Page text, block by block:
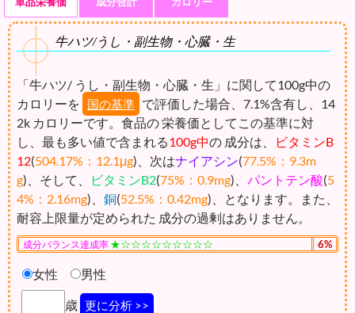
牛ハツ/うし・副生物・心臓・生
「牛ハツ/ うし・副生物・心臓・生」に関して100g中の
カロリーを
国の基準 で評価した場合、7.1%含有し、14
2k カロリーです。食品の 栄養価としてこの基準に対
し、最も多い値で含まれる100g中の 成分は、
ビタミンB
12(504.17%：12.1μg)、次はナイアシン(77.5%：9.3m
g)、そして、 ビタミンB2(75%：0.9mg)、 パントテン酸(5
4%：2.16mg)、 銅(52.5%：0.42mg)、となります。また、
耐容上限量が定められた 成分の過剰はありません。
成分バランス達成率 ★☆☆☆☆☆☆☆☆☆ 6%
女性 男性
歳 更に分析 >>